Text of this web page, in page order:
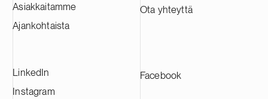
Asiakkaitamme
Ajankohtaista
Ota yhteyttä
LinkedIn
Instagram
Facebook